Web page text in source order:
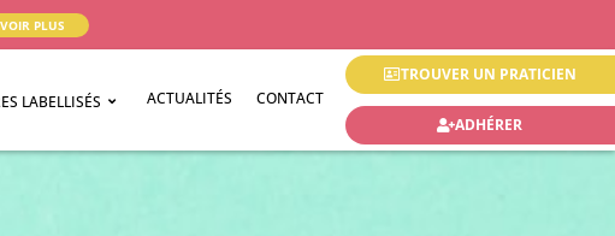
PLUS
TROUVER UN PRATICIEN
ADHÉRER
LABELLISÉS ACTUALITÉS CONTACT